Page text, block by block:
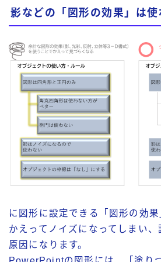
影などの「図形の効果」は使
に図形に設定できる「図形の効
かえってノイズになってしまい、
原因になります。